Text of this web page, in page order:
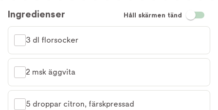
Ingredienser Håll skärmen tänd
3 dl florsocker
2 msk äggvita
5 droppar citron, färskpressad